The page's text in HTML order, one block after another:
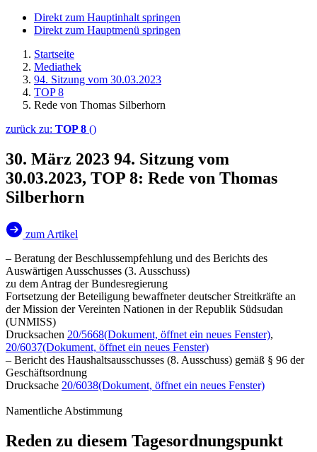
Direkt zum Hauptinhalt springen
Direkt zum Hauptmenü springen
Startseite
Mediathek
94. Sitzung vom 30.03.2023
TOP 8
Rede von Thomas Silberhorn
zurück zu: TOP 8 ()
30. März 2023 94. Sitzung vom
30.03.2023, TOP 8: Rede von Thomas
Silberhorn
zum Artikel
– Beratung der Beschlussempfehlung und des Berichts des
Auswärtigen Ausschusses (3. Ausschuss)
zu dem Antrag der Bundesregierung
Fortsetzung der Beteiligung bewaffneter deutscher Streitkräfte an
der Mission der Vereinten Nationen in der Republik Südsudan
(UNMISS)
Drucksachen 20/5668(Dokument, öffnet ein neues Fenster),
20/6037(Dokument, öffnet ein neues Fenster)
– Bericht des Haushaltsausschusses (8. Ausschuss) gemäß § 96 der
Geschäftsordnung
Drucksache 20/6038(Dokument, öffnet ein neues Fenster)
Namentliche Abstimmung
Reden zu diesem Tagesordnungspunkt